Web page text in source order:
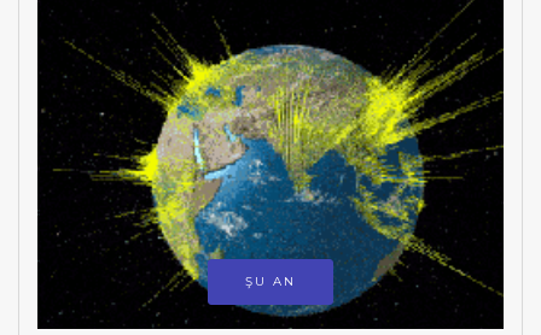
ŞU AN